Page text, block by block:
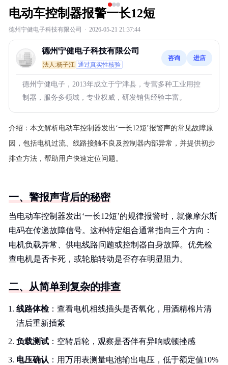
电动车控制器报警一长12短
德州宁健电子科技有限公司 · 2026-05-21 21:37:44
德州宁健电子科技有限公司
法人:杨子江 通过真实性核验
咨询 进店
德州宁健电子，2013年成立于宁津县，专营多种工业用控
制器，服务多领域，专业权威，研发销售经验丰富。
介绍： 本文解析电动车控制器发出‘一长12短’报警声的常见故障原
因，包括电机过流、线路接触不良及控制器内部异常，并提供初步
排查方法，帮助用户快速定位问题。
一、警报声背后的秘密
当电动车控制器发出‘一长12短’的规律报警时，就像摩尔斯
电码在传递故障信号。这种特定组合通常指向三个方向：
电机负载异常、供电线路问题或控制器自身故障。优先检
查电机是否卡死，或轮胎转动是否存在明显阻力。
二、从简单到复杂的排查
线路体检：查看电机相线插头是否氧化，用酒精棉片清
洁后重新插紧
负载测试 ：空转后轮，观察是否伴有异响或顿挫感
电压确认 ：用万用表测量电池输出电压，低于额定值10%